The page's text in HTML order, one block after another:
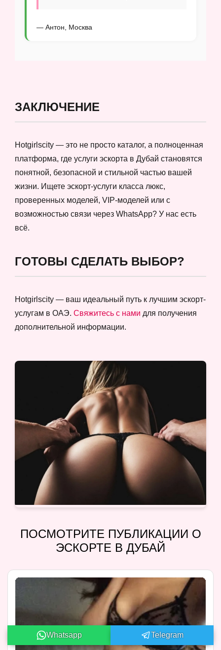
— Антон, Москва
ЗАКЛЮЧЕНИЕ
Hotgirlscity — это не просто каталог, а полноценная
платформа, где услуги эскорта в Дубай становятся
понятной, безопасной и стильной частью вашей
жизни. Ищете эскорт-услуги класса люкс,
проверенных моделей, VIP-моделей или с
возможностью связи через WhatsApp? У нас есть
всё.
ГОТОВЫ СДЕЛАТЬ ВЫБОР?
Hotgirlscity — ваш идеальный путь к лучшим эскорт-
услугам в ОАЭ. Свяжитесь с нами для получения
дополнительной информации.
ПОСМОТРИТЕ ПУБЛИКАЦИИ О
ЭСКОРТЕ В ДУБАЙ
Whatsapp Telegram